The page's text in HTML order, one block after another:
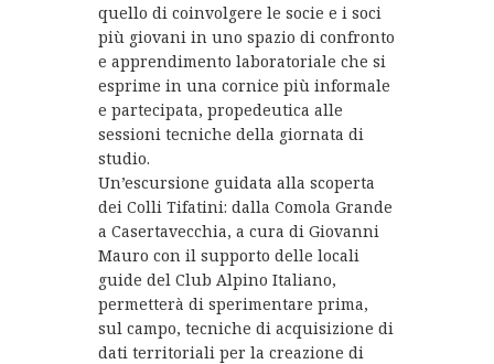
quello di coinvolgere le socie e i soci
più giovani in uno spazio di confronto
e apprendimento laboratoriale che si
esprime in una cornice più informale
e partecipata, propedeutica alle
sessioni tecniche della giornata di
studio.
Un’escursione guidata alla scoperta
dei Colli Tifatini: dalla Comola Grande
a Casertavecchia, a cura di Giovanni
Mauro con il supporto delle locali
guide del Club Alpino Italiano,
permetterà di sperimentare prima,
sul campo, tecniche di acquisizione di
dati territoriali per la creazione di